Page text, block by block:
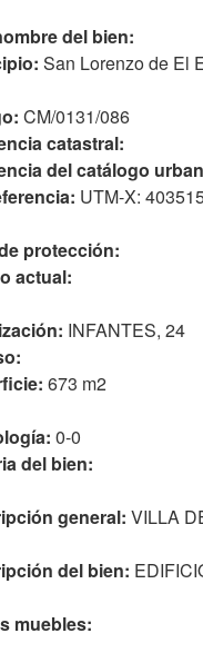
del bien:
San Lorenzo de El
CM/0131/086
catastral:
del catálogo
UTM-X:
protección:
actual:
INFANTES, 24
673 m2
0-0
del bien:
general: VILLA
del bien:
muebles: